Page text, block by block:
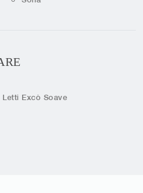
Letti Excò Soave